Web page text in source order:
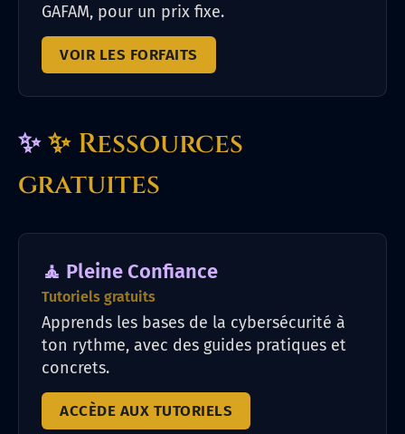
GAFAM, pour un prix fixe.
VOIR LES FORFAITS
✨✨ Ressources
gratuites
🧘 Pleine Confiance
Tutoriels gratuits
Apprends les bases de la cybersécurité à
ton rythme, avec des guides pratiques et
concrets.
ACCÈDE AUX TUTORIELS